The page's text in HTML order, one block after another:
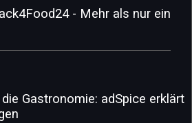
- Mehr als nur ein
Gastronomie: adSpice erklärt